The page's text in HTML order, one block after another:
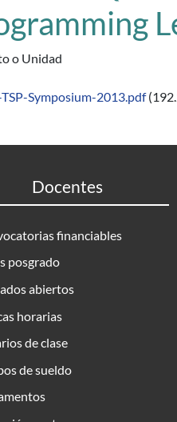
o Unidad
Symposium-2013.pdf
Docentes
financiables
posgrado
abiertos
horarias
de clase
de sueldo